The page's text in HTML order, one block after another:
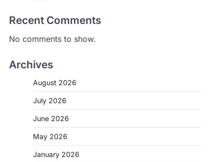
Recent Comments
No comments to show.
Archives
August 2026
July 2026
June 2026
May 2026
January 2026